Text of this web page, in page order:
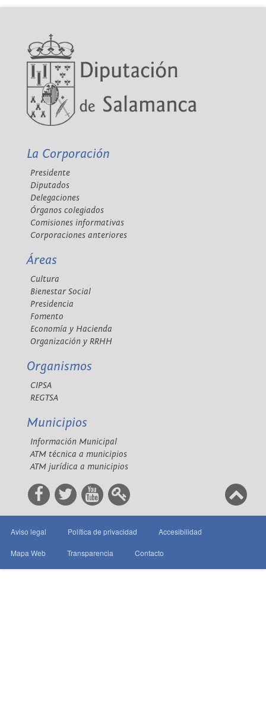
La Corporación
Presidente
Diputados
Delegaciones
Órganos colegiados
Comisiones informativas
Corporaciones anteriores
Áreas
Cultura
Bienestar Social
Presidencia
Fomento
Economía y Hacienda
Organización y RRHH
Organismos
CIPSA
REGTSA
Municipios
Información Municipal
ATM técnica a municipios
ATM jurídica a municipios
Aviso legal Política de privacidad Accesibilidad
Mapa Web Transparencia Contacto